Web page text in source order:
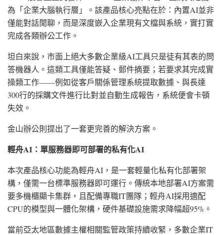
為「企業大腦執行層」。該產品核心亮點在於：內置AI並非
僅能對話閒聊，而是深度嵌入企業現有文檔與系統，實打實
完成各類辦公工作。
坦白來說，市面上絕大多數企業級AI工具只是徒有其表的問
答機器人。這類工具僅能答疑、郵件摘要；若要求其完成實
操類工作——例如從客戶關係管理系統提取數據、與長達
300行的採購文件進行比對並自動生成報告，系統便會卡頓
失效。
金山辦公則提出了一套更完善的解決方案。
輕舟AI：單服務器即可部署的私有化AI
本次產品核心功能為輕舟AI，是一套輕量化私有化部署架
構，僅需一台標準服務器即可運行。傳統本地部署AI方案需
要多機櫃顯卡集群，且配備專職IT團隊；輕舟AI採用適配
CPU的模型與一體化架構，硬件基礎設施需求降幅超95%。
當前亞太地區數據主權相關監管政策持續收緊，多數企業IT